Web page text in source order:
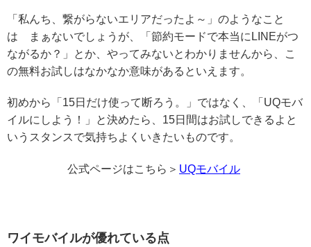
「私んち、繋がらないエリアだったよ～」のようなこと
は まぁないでしょうが、「節約モードで本当にLINEがつ
ながるか？」とか、やってみないとわかりませんから、こ
の無料お試しはなかなか意味があるといえます。
初めから「15日だけ使って断ろう。」ではなく、「UQモバ
イルにしよう！」と決めたら、15日間はお試しできるよと
いうスタンスで気持ちよくいきたいものです。
公式ページはこちら＞ UQモバイル
ワイモバイルが優れている点